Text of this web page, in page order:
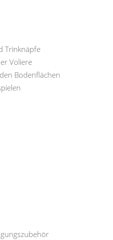
Trinknäpfe
Voliere
Bodenflächen